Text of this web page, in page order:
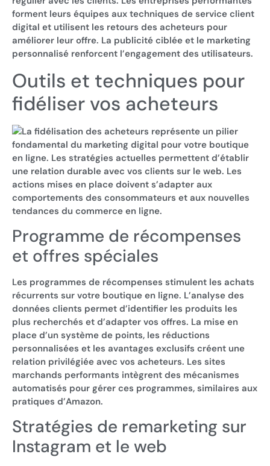
forment leurs équipes aux techniques de service client
digital et utilisent les retours des acheteurs pour
améliorer leur offre. La publicité ciblée et le marketing
personnalisé renforcent l’engagement des utilisateurs.
Outils et techniques pour
fidéliser vos acheteurs
La fidélisation des acheteurs représente un pilier
fondamental du marketing digital pour votre boutique
en ligne. Les stratégies actuelles permettent d’établir
une relation durable avec vos clients sur le web. Les
actions mises en place doivent s’adapter aux
comportements des consommateurs et aux nouvelles
tendances du commerce en ligne.
Programme de récompenses
et offres spéciales
Les programmes de récompenses stimulent les achats
récurrents sur votre boutique en ligne. L’analyse des
données clients permet d’identifier les produits les
plus recherchés et d’adapter vos offres. La mise en
place d’un système de points, les réductions
personnalisées et les avantages exclusifs créent une
relation privilégiée avec vos acheteurs. Les sites
marchands performants intègrent des mécanismes
automatisés pour gérer ces programmes, similaires aux
pratiques d’Amazon.
Stratégies de remarketing sur
Instagram et le web